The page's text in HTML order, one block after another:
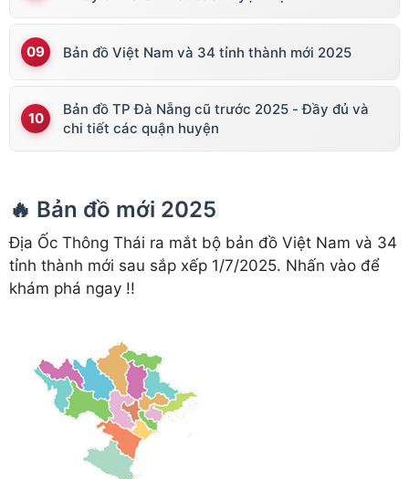
Bản đồ Việt Nam và 34 tỉnh thành mới 2025
Bản đồ TP Đà Nẵng cũ trước 2025 - Đầy đủ và
chi tiết các quận huyện
🔥 Bản đồ mới 2025
Địa Ốc Thông Thái ra mắt bộ bản đồ Việt Nam và 34
tỉnh thành mới sau sắp xếp 1/7/2025. Nhấn vào để
khám phá ngay !!